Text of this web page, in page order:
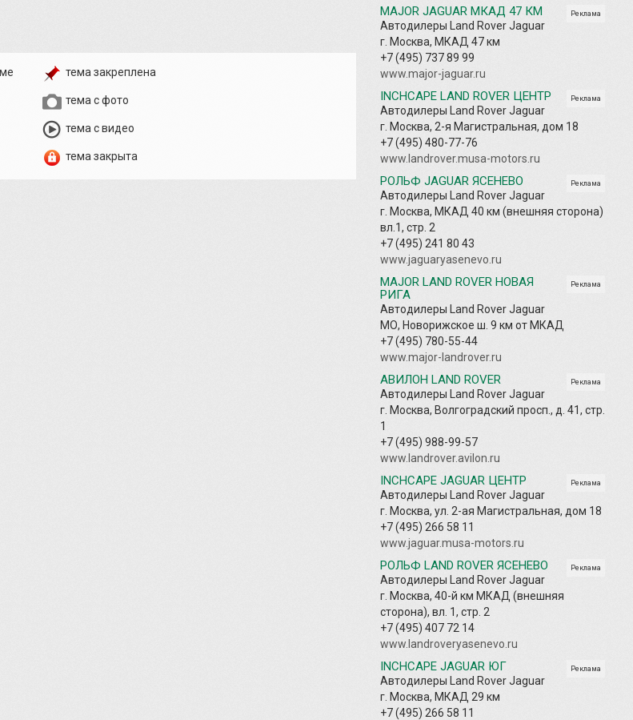
тема закреплена
тема с фото
тема с видео
тема закрыта
Реклама
MAJOR JAGUAR МКАД 47 КМ
Автодилеры Land Rover Jaguar
г. Москва, МКАД 47 км
+7 (495) 737 89 99
www.major-jaguar.ru
Реклама
INCHCAPE LAND ROVER ЦЕНТР
Автодилеры Land Rover Jaguar
г. Москва, 2-я Магистральная, дом 18
+7 (495) 480-77-76
www.landrover.musa-motors.ru
Реклама
РОЛЬФ JAGUAR ЯСЕНЕВО
Автодилеры Land Rover Jaguar
г. Москва, МКАД 40 км (внешняя сторона)
вл.1, стр. 2
+7 (495) 241 80 43
www.jaguaryasenevo.ru
Реклама
MAJOR LAND ROVER НОВАЯ
РИГА
Автодилеры Land Rover Jaguar
МО, Новорижское ш. 9 км от МКАД
+7 (495) 780-55-44
www.major-landrover.ru
Реклама
АВИЛОН LAND ROVER
Автодилеры Land Rover Jaguar
г. Москва, Волгоградский просп., д. 41, стр.
1
+7 (495) 988-99-57
www.landrover.avilon.ru
Реклама
INCHCAPE JAGUAR ЦЕНТР
Автодилеры Land Rover Jaguar
г. Москва, ул. 2-ая Магистральная, дом 18
+7 (495) 266 58 11
www.jaguar.musa-motors.ru
Реклама
РОЛЬФ LAND ROVER ЯСЕНЕВО
Автодилеры Land Rover Jaguar
г. Москва, 40-й км МКАД (внешняя
сторона), вл. 1, стр. 2
+7 (495) 407 72 14
www.landroveryasenevo.ru
Реклама
INCHCAPE JAGUAR ЮГ
Автодилеры Land Rover Jaguar
г. Москва, МКАД 29 км
+7 (495) 266 58 11